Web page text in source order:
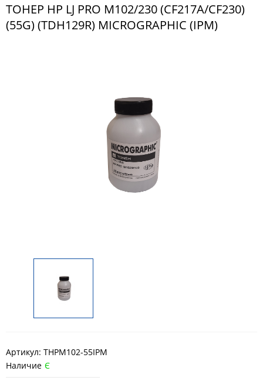
ТОНЕР HP LJ PRO M102/230 (CF217A/CF230)
(55G) (TDH129R) MICROGRAPHIC (IPM)
Артикул: THPM102-55IPM
Наличие Є